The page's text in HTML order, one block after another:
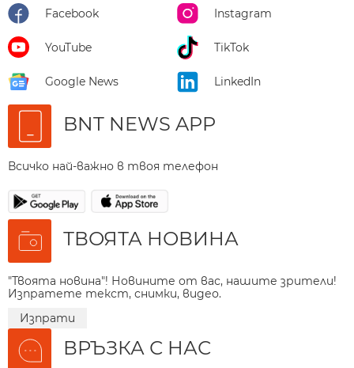
Facebook Instagram
YouTube TikTok
Google News LinkedIn
BNT NEWS APP
Всичко най-важно в твоя телефон
ТВОЯТА НОВИНА
"Твоята новина"! Новините от вас, нашите зрители!
Изпратете текст, снимки, видео.
Изпрати
ВРЪЗКА С НАС